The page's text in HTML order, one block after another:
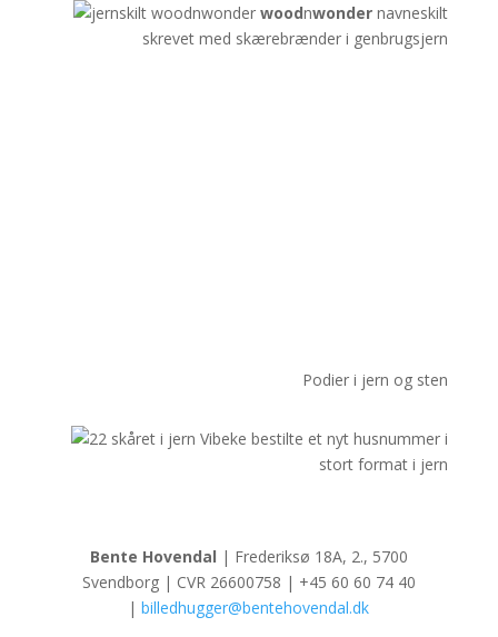
woodnwonder navneskilt
skrevet med skærebrænder i genbrugsjern
Podier i jern og sten
Vibeke bestilte et nyt husnummer i
stort format i jern
Bente Hovendal | Frederiksø 18A, 2., 5700
Svendborg | CVR 26600758 | +45 60 60 74 40
|billedhugger@bentehovendal.dk